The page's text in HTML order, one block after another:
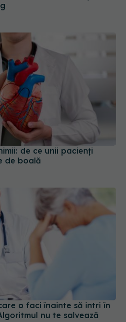
de ce unii pacienți
de boală
o faci înainte să intri în
nu te salvează